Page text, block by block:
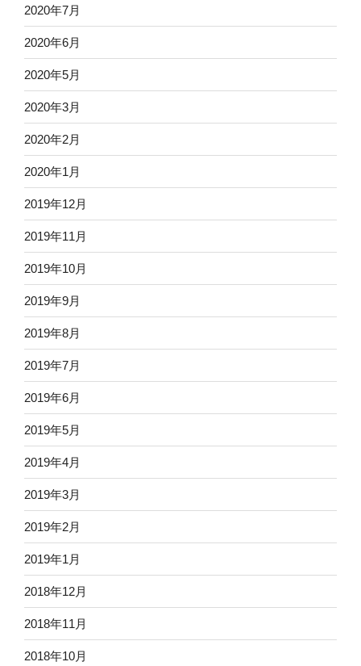
2020年7月
2020年6月
2020年5月
2020年3月
2020年2月
2020年1月
2019年12月
2019年11月
2019年10月
2019年9月
2019年8月
2019年7月
2019年6月
2019年5月
2019年4月
2019年3月
2019年2月
2019年1月
2018年12月
2018年11月
2018年10月